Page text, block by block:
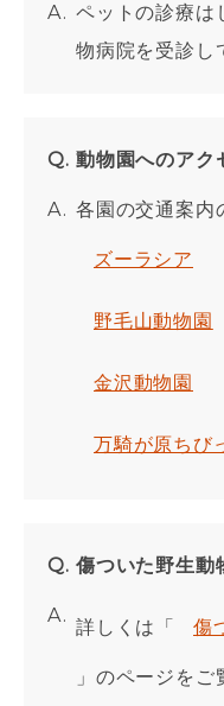
ペットの診療は
物病院を受診し
動物園へのアク
各園の交通案内
ズーラシア
野毛山動物園
金沢動物園
万騎が原ちび
傷ついた野生動
詳しくは「 傷
」のページをご